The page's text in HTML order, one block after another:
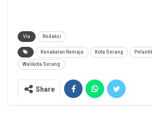
Via Redaksi
Kenakalan Remaja Kota Serang
Walikota Serang
Share